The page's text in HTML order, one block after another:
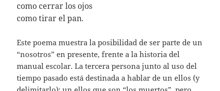
como cerrar los ojos
como tirar el pan.
Este poema muestra la posibilidad de ser parte de un
“nosotros” en presente, frente a la historia del
manual escolar. La tercera persona junto al uso del
tiempo pasado está destinada a hablar de un ellos (y